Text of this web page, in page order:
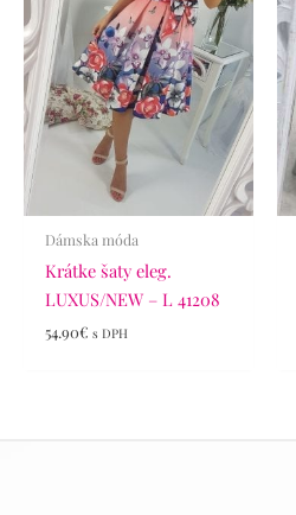
Dámska móda
Krátke šaty eleg.
LUXUS/NEW – L 41208
54.90€ s DPH